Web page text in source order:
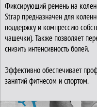
Фиксирующий ремень на
Strap предназначен для
поддержку и компрессию
чашечки). Также позволяет
снизить интенсивность болей.
Эффективно обеспечивает
занятий фитнесом и спортом.